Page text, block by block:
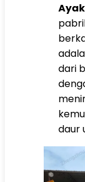
dari
daur